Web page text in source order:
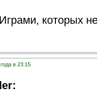
которых
в 23:15